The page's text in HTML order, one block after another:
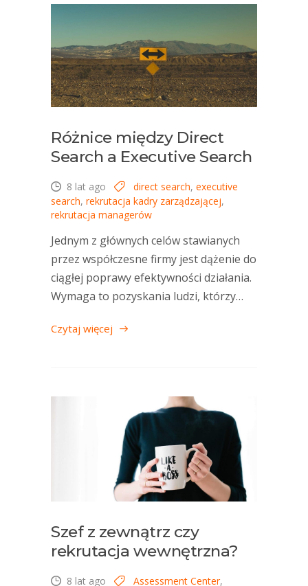
Różnice między Direct
Search a Executive Search
8 lat ago direct search, executive
search, rekrutacja kadry zarządzającej,
rekrutacja managerów
Jednym z głównych celów stawianych
przez współczesne firmy jest dążenie do
ciągłej poprawy efektywności działania.
Wymaga to pozyskania ludzi, którzy…
Czytaj więcej
Szef z zewnątrz czy
rekrutacja wewnętrzna?
8 lat ago Assessment Center,